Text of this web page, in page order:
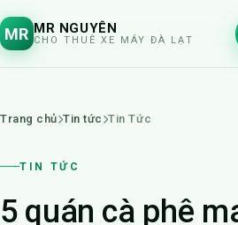
MR MR NGUYÊN
CHO THUÊ XE MÁY ĐÀ LẠT
Trang chủ Tin tức Tin Tức
TIN TỨC
5 quán cà phê